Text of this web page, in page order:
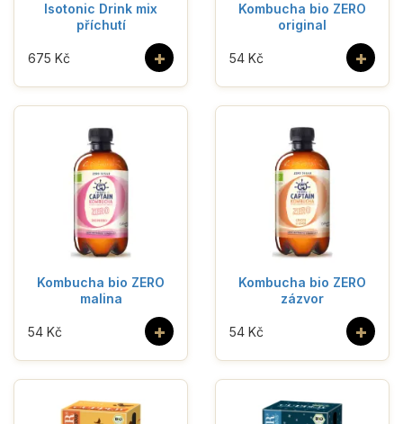
Isotonic Drink mix
příchutí
+
675 Kč
Kombucha bio ZERO
original
+
54 Kč
Kombucha bio ZERO
malina
+
54 Kč
Kombucha bio ZERO
zázvor
+
54 Kč